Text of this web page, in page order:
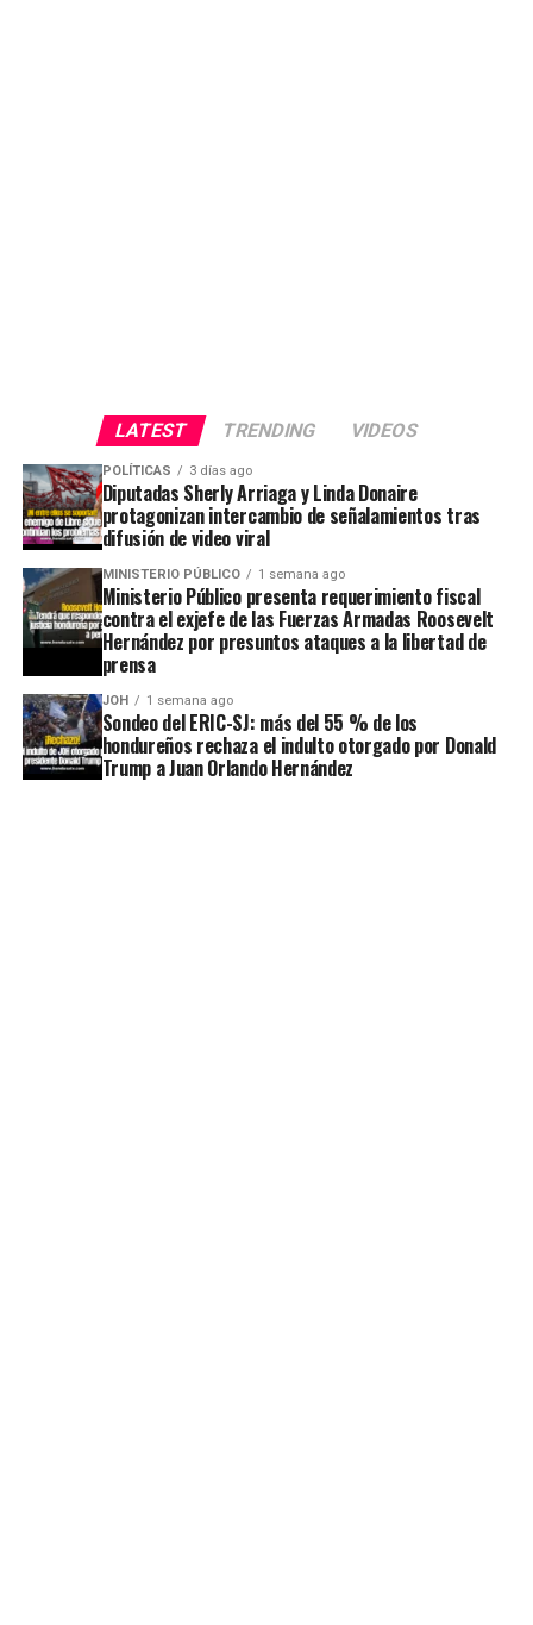
LATEST TRENDING VIDEOS
POLÍTICAS 3 días ago
Diputadas Sherly Arriaga y Linda Donaire
protagonizan intercambio de señalamientos tras
difusión de video viral
MINISTERIO PÚBLICO 1 semana ago
Ministerio Público presenta requerimiento fiscal
contra el exjefe de las Fuerzas Armadas Roosevelt
Hernández por presuntos ataques a la libertad de
prensa
JOH 1 semana ago
Sondeo del ERIC-SJ: más del 55 % de los
hondureños rechaza el indulto otorgado por Donald
Trump a Juan Orlando Hernández